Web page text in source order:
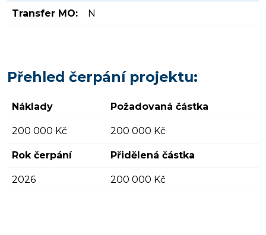
Transfer MO: N
Přehled čerpání projektu:
Náklady Požadovaná částka
200 000 Kč 200 000 Kč
Rok čerpání Přidělená částka
2026 200 000 Kč